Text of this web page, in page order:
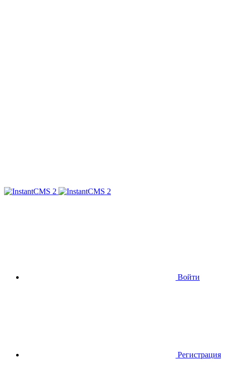
Войти
Регистрация